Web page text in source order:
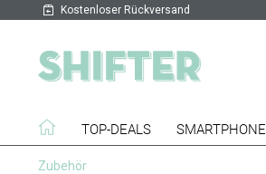
Kostenloser Rückversand
TOP-DEALS SMARTPHONE
Zubehör